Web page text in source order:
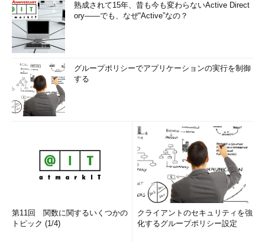
熟成されて15年、昔も今も変わらないActive Direct
ory――でも、なぜ“Active”なの？
グループポリシーでアプリケーションの実行を制御
する
第11回 関数に関するいくつかの
トピック (1/4)
クライアントのセキュリティを強
化するグループポリシー設定